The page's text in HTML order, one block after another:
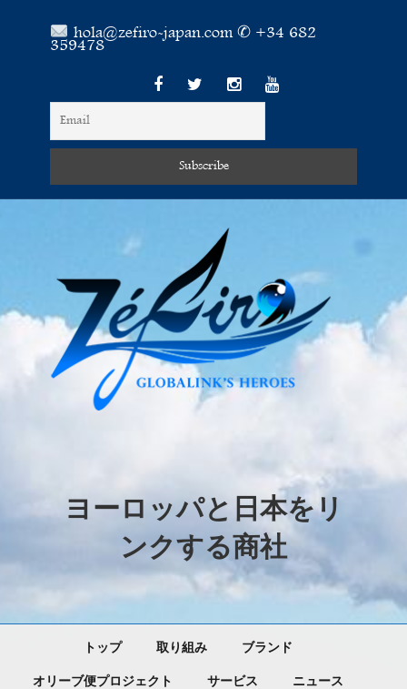
hola@zefiro-japan.com ✆ +34 682
359478
ヨーロッパと日本をリ
ンクする商社
トップ 取り組み ブランド
オリーブ便プロジェクト サービス ニュース